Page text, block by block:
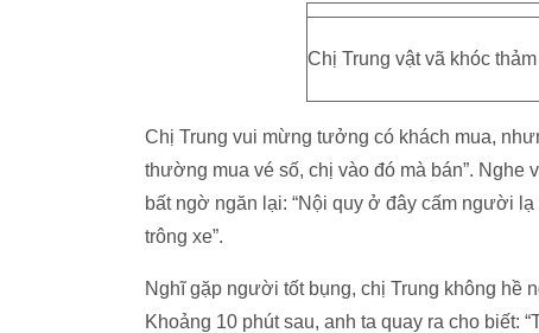
Chị Trung vật vã khóc
Chị Trung vui mừng tưởng có khách mua,
thường mua vé số, chị vào đó mà bán”.
bất ngờ ngăn lại: “Nội quy ở đây cấm người
trông xe”.
Nghĩ gặp người tốt bụng, chị Trung không hề
Khoảng 10 phút sau, anh ta quay ra cho biết: